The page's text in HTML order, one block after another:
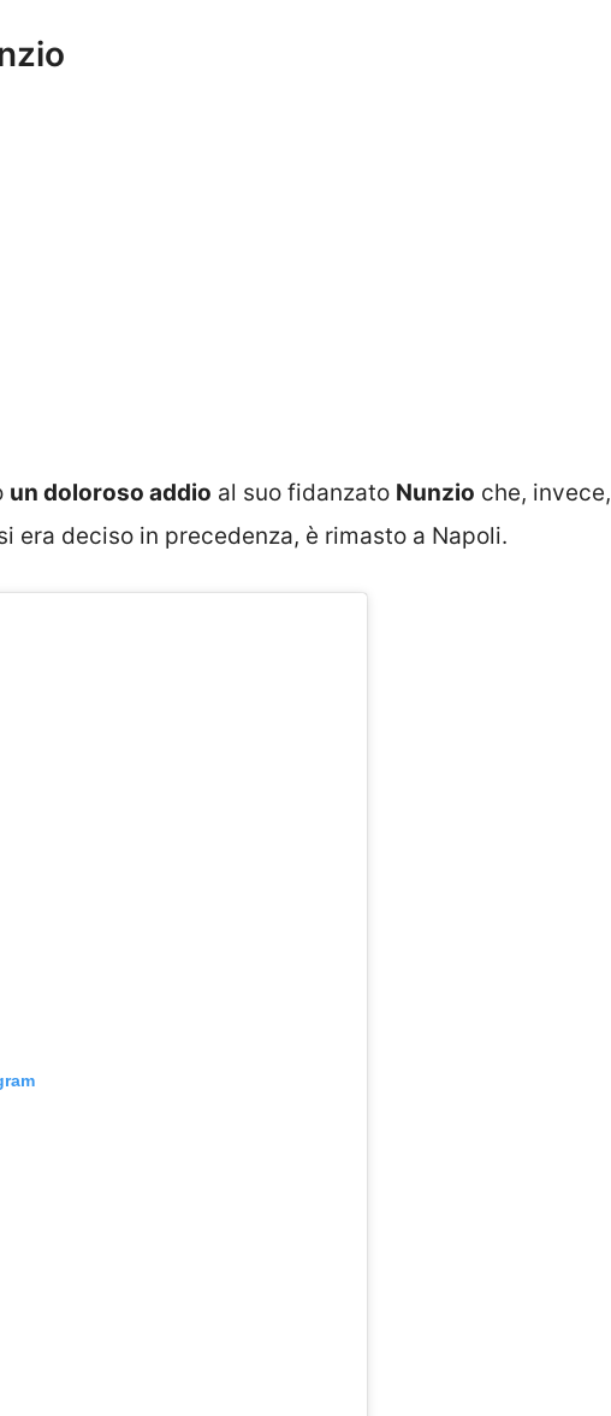
un doloroso addio al suo fidanzato Nunzio che, invece,
era deciso in precedenza, è rimasto a Napoli.